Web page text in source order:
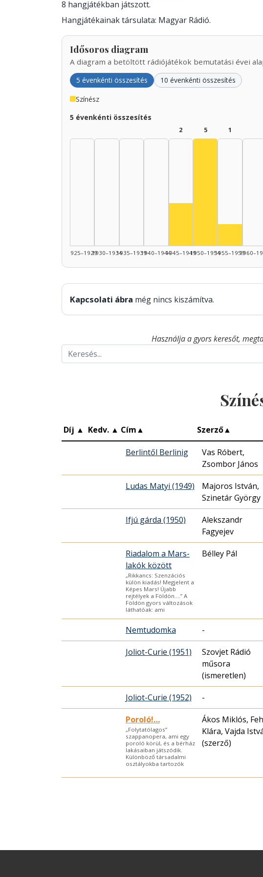
8 hangjátékban játszott.
Hangjátékainak társulata: Magyar Rádió.
Idősoros diagram
A diagram a betöltött rádiójátékok bemutatási évei
5 évenkénti összesítés 10 évenkénti összesítés
Színész
5 évenkénti összesítés
1925–19291930–19341935–19391940–1944
2
1945–1949
5
1950–1954
1
1955–1959
Kapcsolati ábra még nincs kiszámítva.
Használja a gyors keresőt,
Díj ▲ Kedv. ▲ Cím▲ Szerző▲
Berlintől Berlinig
Vas Róbert,
Zsombor János
Ludas Matyi (1949)
Majoros István,
Szinetár György
Ifjú gárda (1950)
Alekszandr
Fagyejev
Riadalom a Mars-
lakók között
„Rikkancs: Szenzációs
külön kiadás! Megjelent a
Képes Mars! Újabb
rejtélyek a Földön….” A
Földön gyors változások
láthatóak: ami
Bélley Pál
Nemtudomka -
Joliot-Curie (1951)
Szovjet Rádió
műsora
(ismeretlen)
Joliot-Curie (1952) -
Poroló!…
„Folytatólagos”
szappanopera, ami egy
poroló körül, és a bérház
lakásaiban játszódik.
Különböző társadalmi
osztályokba tartozók
Ákos Miklós,
Klára, Vajda
(szerző)